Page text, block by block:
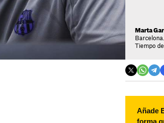
Marta
Tiempo
Añade
forma